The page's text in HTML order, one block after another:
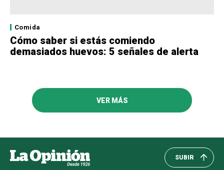
Comida
Cómo saber si estás comiendo
demasiados huevos: 5 señales de alerta
VER MÁS
SUBIR